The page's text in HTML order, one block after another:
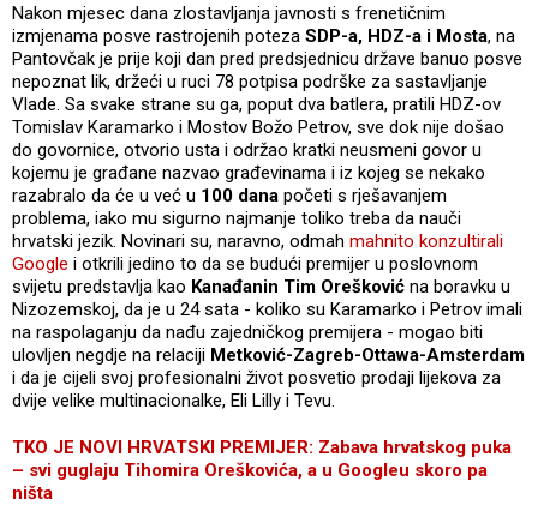
Nakon mjesec dana zlostavljanja javnosti s frenetičnim
izmjenama posve rastrojenih poteza SDP-a, HDZ-a i Mosta, na
Pantovčak je prije koji dan pred predsjednicu države banuo posve
nepoznat lik, držeći u ruci 78 potpisa podrške za sastavljanje
Vlade. Sa svake strane su ga, poput dva batlera, pratili HDZ-ov
Tomislav Karamarko i Mostov Božo Petrov, sve dok nije došao
do govornice, otvorio usta i održao kratki neusmeni govor u
kojemu je građane nazvao građevinama i iz kojeg se nekako
razabralo da će u već u 100 dana početi s rješavanjem
problema, iako mu sigurno najmanje toliko treba da nauči
hrvatski jezik. Novinari su, naravno, odmah mahnito konzultirali
Google i otkrili jedino to da se budući premijer u poslovnom
svijetu predstavlja kao Kanađanin Tim Orešković na boravku u
Nizozemskoj, da je u 24 sata - koliko su Karamarko i Petrov imali
na raspolaganju da nađu zajedničkog premijera - mogao biti
ulovljen negdje na relaciji Metković-Zagreb-Ottawa-Amsterdam
i da je cijeli svoj profesionalni život posvetio prodaji lijekova za
dvije velike multinacionalke, Eli Lilly i Tevu.
TKO JE NOVI HRVATSKI PREMIJER: Zabava hrvatskog puka
– svi guglaju Tihomira Oreškovića, a u Googleu skoro pa
ništa